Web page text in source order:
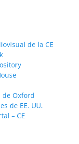
de la CE
de Oxford
de EE. UU.
– CE